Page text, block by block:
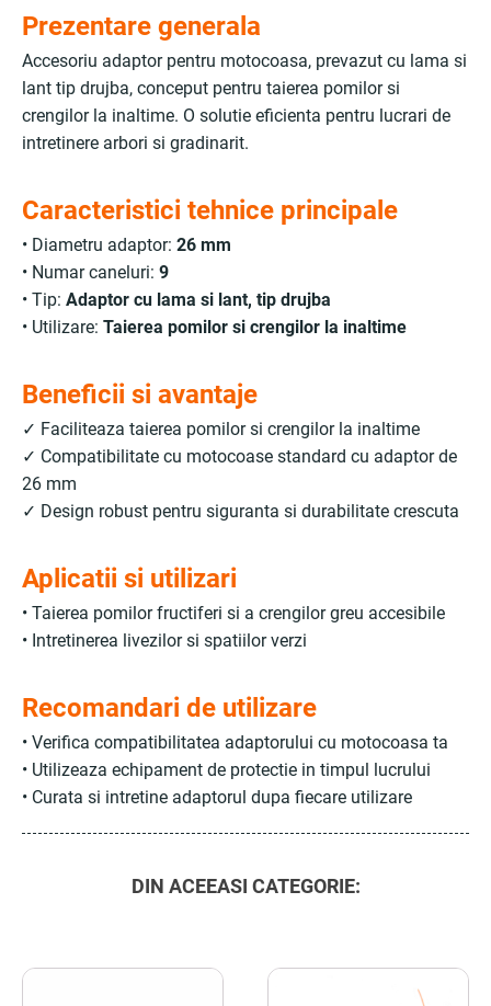
Prezentare generala
Accesoriu adaptor pentru motocoasa, prevazut cu lama si
lant tip drujba, conceput pentru taierea pomilor si
crengilor la inaltime. O solutie eficienta pentru lucrari de
intretinere arbori si gradinarit.
Caracteristici tehnice principale
• Diametru adaptor: 26 mm
• Numar caneluri: 9
• Tip: Adaptor cu lama si lant, tip drujba
• Utilizare: Taierea pomilor si crengilor la inaltime
Beneficii si avantaje
✓ Faciliteaza taierea pomilor si crengilor la inaltime
✓ Compatibilitate cu motocoase standard cu adaptor de
26 mm
✓ Design robust pentru siguranta si durabilitate crescuta
Aplicatii si utilizari
• Taierea pomilor fructiferi si a crengilor greu accesibile
• Intretinerea livezilor si spatiilor verzi
Recomandari de utilizare
• Verifica compatibilitatea adaptorului cu motocoasa ta
• Utilizeaza echipament de protectie in timpul lucrului
• Curata si intretine adaptorul dupa fiecare utilizare
DIN ACEEASI CATEGORIE: